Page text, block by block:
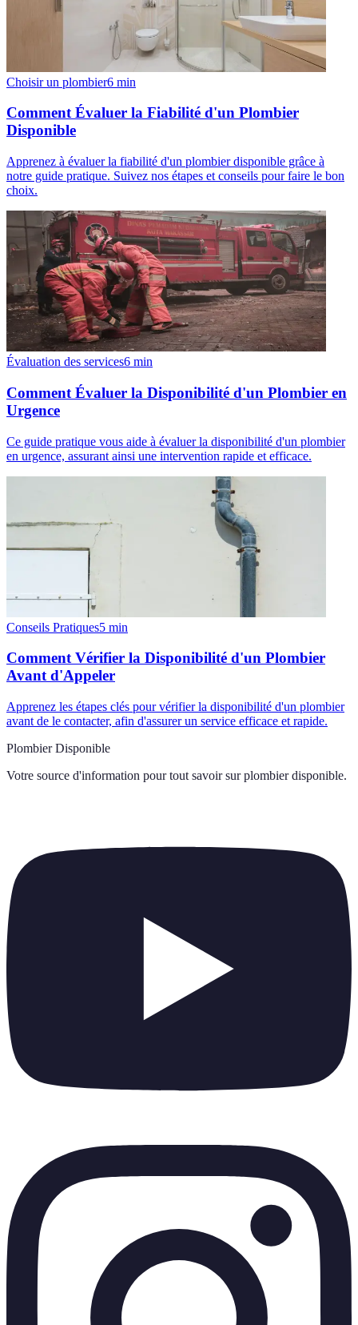
Choisir un plombier6 min
Comment Évaluer la Fiabilité d'un Plombier
Disponible
Apprenez à évaluer la fiabilité d'un plombier disponible grâce à
notre guide pratique. Suivez nos étapes et conseils pour faire le bon
choix.
Évaluation des services6 min
Comment Évaluer la Disponibilité d'un Plombier en
Urgence
Ce guide pratique vous aide à évaluer la disponibilité d'un plombier
en urgence, assurant ainsi une intervention rapide et efficace.
Conseils Pratiques5 min
Comment Vérifier la Disponibilité d'un Plombier
Avant d'Appeler
Apprenez les étapes clés pour vérifier la disponibilité d'un plombier
avant de le contacter, afin d'assurer un service efficace et rapide.
Plombier Disponible
Votre source d'information pour tout savoir sur plombier disponible.